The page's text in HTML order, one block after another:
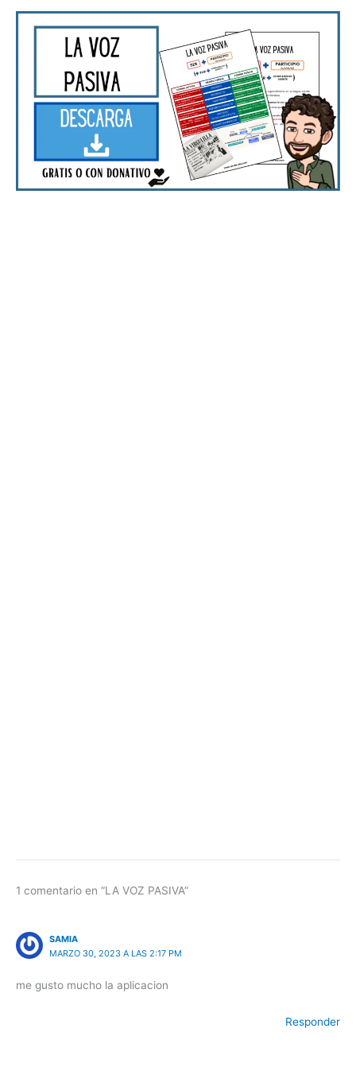
1 comentario en “LA VOZ PASIVA”
SAMIA
MARZO 30, 2023 A LAS 2:17 PM
me gusto mucho la aplicacion
Responder